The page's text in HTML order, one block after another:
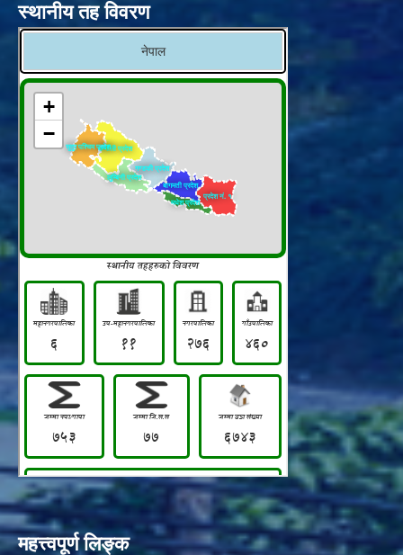
स्थानीय तह विवरण
महत्त्वपूर्ण लिङ्क